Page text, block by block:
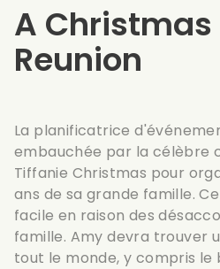
A
Reunion
La planificatrice
embauchée par la célèbre
Tiffanie Christmas pour
ans de sa grande famille.
facile en raison des
famille. Amy devra trouver
tout le monde, y compris le